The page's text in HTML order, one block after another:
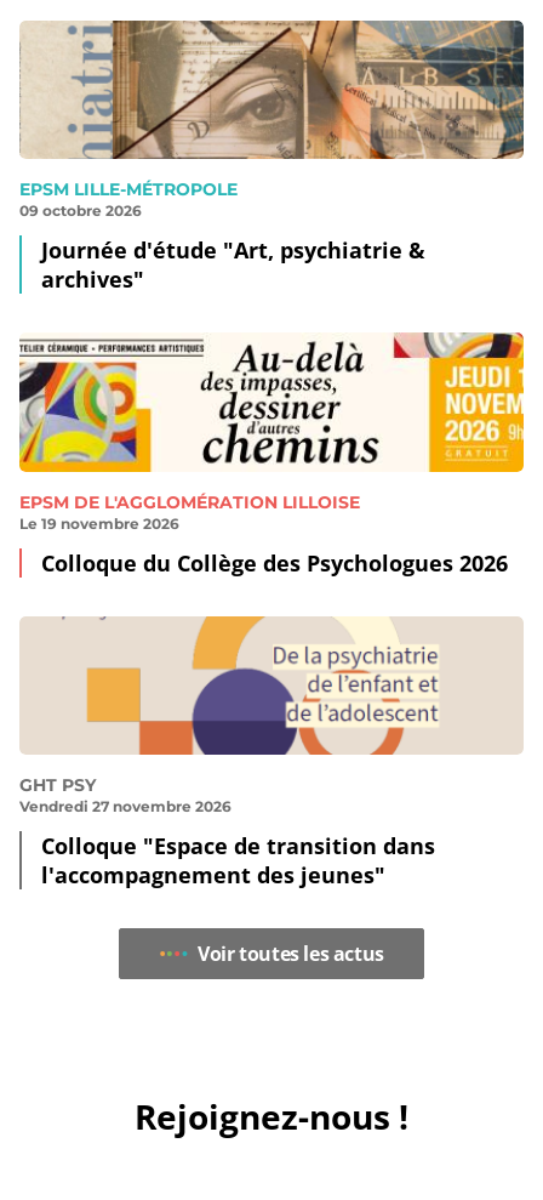
EPSM LILLE-MÉTROPOLE
09 octobre 2026
Journée d'étude "Art, psychiatrie &
archives"
EPSM DE L'AGGLOMÉRATION LILLOISE
Le 19 novembre 2026
Colloque du Collège des Psychologues 2026
GHT PSY
Vendredi 27 novembre 2026
Colloque "Espace de transition dans
l'accompagnement des jeunes"
Voir toutes les actus
Rejoignez-nous !